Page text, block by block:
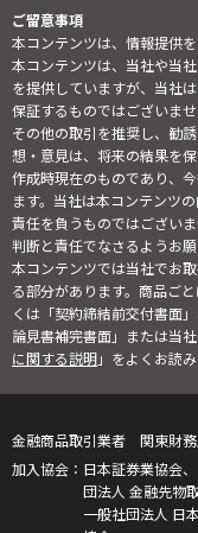
ご留意事項
本コンテンツは、情報提供
本コンテンツは、当社や当
を提供していますが、当社
保証するものではございま
その他の取引を推奨し、勧
想・意見は、将来の結果を
作成時現在のものであり、
ます。当社は本コンテンツ
責任を負うものではござい
判断と責任でなさるようお願
本コンテンツでは当社でお
る部分があります。商品ご
くは「契約締結前交付書面
論見書補完書面」または当
に関する説明」をよくお読み
金融商品取引業者 関東財
日本証券業協会
団法人 金融先物
一般社団法人 日